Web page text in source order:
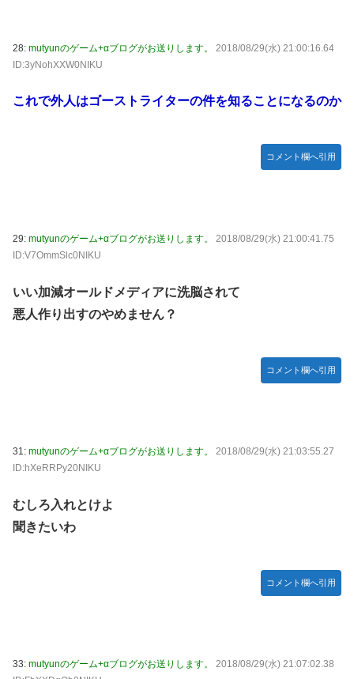
28: mutyunのゲーム+αブログがお送りします。
2018/08/29(水) 21:00:16.64
ID:3yNohXXW0NIKU
これで外人はゴーストライターの件を知ることになるのか
コメント欄へ引用
29: mutyunのゲーム+αブログがお送りします。
2018/08/29(水) 21:00:41.75
ID:V7OmmSlc0NIKU
いい加減オールドメディアに洗脳されて
悪人作り出すのやめません？
コメント欄へ引用
31: mutyunのゲーム+αブログがお送りします。
2018/08/29(水) 21:03:55.27
ID:hXeRRPy20NIKU
むしろ入れとけよ
聞きたいわ
コメント欄へ引用
33: mutyunのゲーム+αブログがお送りします。
2018/08/29(水) 21:07:02.38